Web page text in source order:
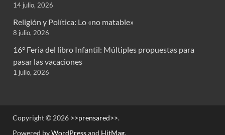
14 julio, 2026
Religión y Política: Lo «no matable»
8 julio, 2026
16° Feria del libro Infantil: Múltiples propuestas para
pasar las vacaciones
1 julio, 2026
Copyright © 2026 >>prensared>>.
Powered byWordPressand HitMag.